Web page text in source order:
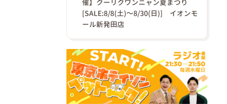
催】クーリクワンニャン夏まつり
[SALE:8/8(土)～8/30(日)] イオンモ
ール新発田店